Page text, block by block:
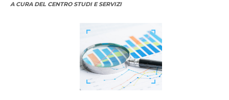
A CURA DEL CENTRO STUDI E SERVIZI